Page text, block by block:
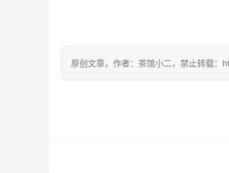
原创文章，作者：茶馆小二，禁止转载